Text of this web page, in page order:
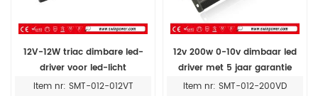
12V-12W triac dimbare led-
driver voor led-licht
Item nr: SMT-012-012VT
12v 200w 0-10v dimbaar led
driver met 5 jaar garantie
Item nr: SMT-012-200VD